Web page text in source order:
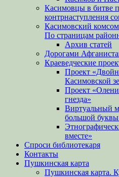
Касимовцы в битве
контрнаступления
Касимовский
По страницам
Архив статей
Дорогами
Краеведческие
Проект
Касимовской
Проект
гнезда»
Виртуальный
большой
вместе»
Спроси библиотекаря
Контакты
Пушкинская карта
Пушкинская карта.